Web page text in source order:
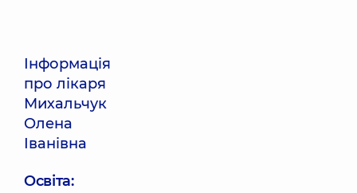
Інформація
про лікаря
Михальчук
Олена
Іванівна
Освіта: